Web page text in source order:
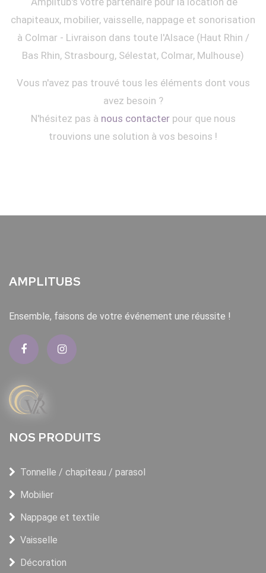
chapiteaux, mobilier, vaisselle, nappage et sonorisation
à Colmar - Livraison dans toute l'Alsace (Haut Rhin /
Bas Rhin, Strasbourg, Sélestat, Colmar, Mulhouse)
Vous n'avez pas trouvé tous les éléments dont vous
avez besoin ?
N'hésitez pas à nous contacterpour que nous
trouvions une solution à vos besoins !
AMPLITUBS
Ensemble, faisons de votre événement une réussite !
NOS PRODUITS
Tonnelle / chapiteau / parasol
Mobilier
Nappage et textile
Vaisselle
Décoration